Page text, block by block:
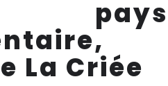
La Criée